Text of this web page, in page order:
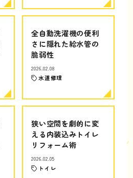
全自動洗濯機の便利
さに隠れた給水管の
脆弱性
2026.02.08
水道修理
狭い空間を劇的に変
える内装込みトイレ
リフォーム術
2026.02.05
トイレ